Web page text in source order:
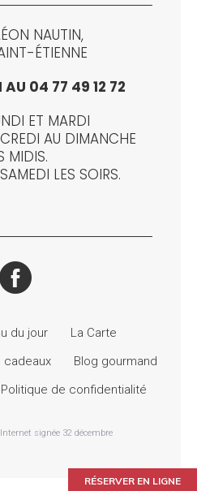
RÉSERVER EN LIGNE
NAUTIN,
ÉTIENNE
AU 04 77 49 12 72
ET MARDI
AU DIMANCHE
MIDIS.
LES SOIRS.
du jour
La Carte
cadeaux
Blog gourmand
Politique de confidentialité
signée 32 décembre